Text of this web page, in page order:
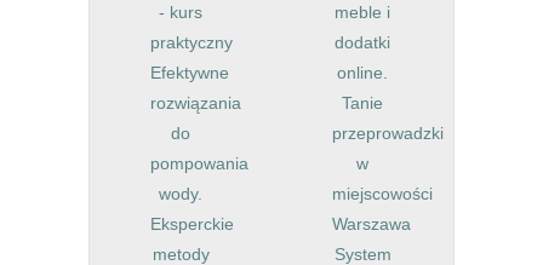
- kurs
praktyczny
Efektywne
rozwiązania
do
pompowania
wody.
Eksperckie
metody
meble i
dodatki
online.
Tanie
przeprowadzki
w
miejscowości
Warszawa
System